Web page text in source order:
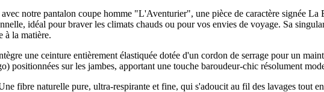
notre pantalon coupe homme "L'Aventurier", une pièce de caractère signée
idéal pour braver les climats chauds ou pour vos envies de voyage. Sa
à la matière.
une ceinture entièrement élastiquée dotée d'un cordon de serrage pour un
positionnées sur les jambes, apportant une touche baroudeur-chic résolument
fibre naturelle pure, ultra-respirante et fine, qui s'adoucit au fil des lavages tout